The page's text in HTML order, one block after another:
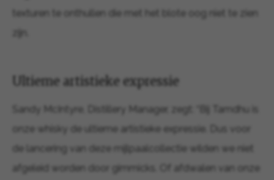
texturen te onthullen die met het blote oog niet te zien
zijn.
Ultieme artistieke expressie
Sandy McIntyre, Distillery Manager, zegt: “Bij Tamdhu is
onze whisky de ultieme artistieke expressie. Dus voor
de lancering van deze mijlpaalcollectie wilden we niet
afgeleid worden door gimmicks. Of afdwalen van onze